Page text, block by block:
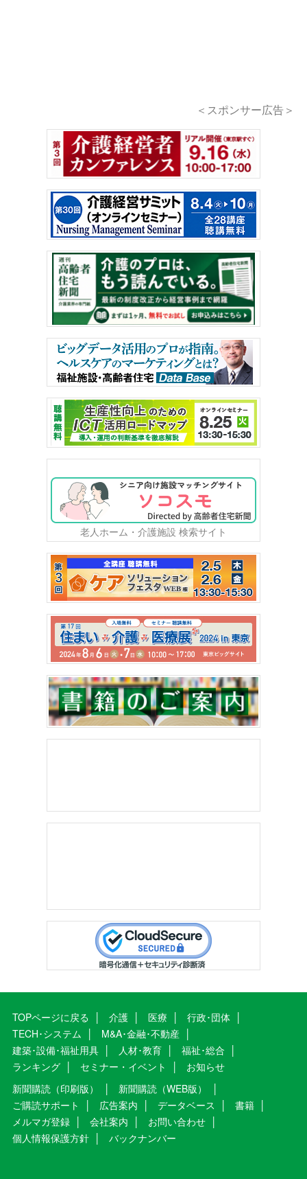
＜スポンサー広告＞
老人ホーム・介護施設 検索サイト
TOPページに戻る 介護 医療
行政･団体
TECH･システム
M&A･金融･不動産
建築･設備･福祉用具
人材･教育
福祉･総合
ランキング
セミナー・イベント
お知らせ
新聞購読（印刷版）
新聞購読（WEB版）
ご購読サポート
広告案内 データベース
書籍
メルマガ登録
会社案内
お問い合わせ
個人情報保護方針
バックナンバー